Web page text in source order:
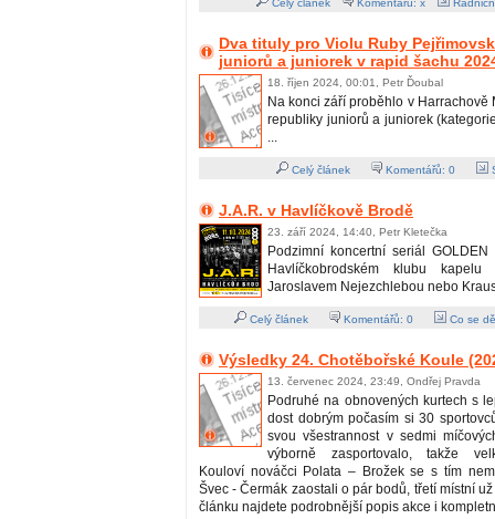
Celý článek Komentářů: x
Dva tituly pro Violu Ruby
juniorů a juniorek v rapid šachu
18. říjen 2024, 00:01, Petr Ďoubal
Na konci září proběhlo v Harrachově
republiky juniorů a juniorek
...
Celý článek Komentářů: 0
J.A.R. v Havlíčkově Brodě
23. září 2024, 14:40, Petr Kletečka
Podzimní koncertní seriál
Havlíčkobrodském klubu
Jaroslavem Nejezchlebou nebo
Celý článek Komentářů: 0 Co se
Výsledky 24. Chotěbořské Koule
13. červenec 2024, 23:49, Ondřej Pravda
Podruhé na obnovených kurtech s
dost dobrým počasím si 30
svou všestrannost v sedmi
výborně zasportovalo, takže
Kouloví nováčci Polata – Brožek se s tím
Švec - Čermák zaostali o pár bodů, třetí místní
článku najdete podrobnější popis akce i